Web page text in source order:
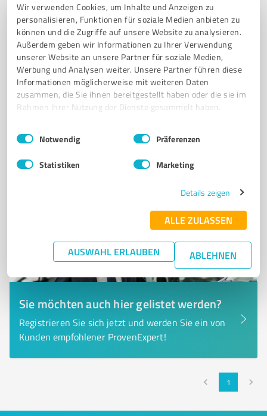
Wir verwenden Cookies, um Inhalte und Anzeigen zu
personalisieren, Funktionen für soziale Medien anbieten zu
können und die Zugriffe auf unsere Website zu analysieren.
Außerdem geben wir Informationen zu Ihrer Verwendung
unserer Website an unsere Partner für soziale Medien,
Werbung und Analysen weiter. Unsere Partner führen diese
Informationen möglicherweise mit weiteren Daten
zusammen, die Sie ihnen bereitgestellt haben oder die sie im
Rahmen Ihrer Nutzung der Dienste gesammelt haben.
Impressum Datenschutzbestimmungen
Einwilligungsauswahl
Notwendig Präferenzen
Statistiken Marketing
Details zeigen
ALLE ZULASSEN
AUSWAHL ERLAUBEN ABLEHNEN
• PHOTOVOLTAIK-BERATUNG INDIVIDUELLE PLANUNG UND
WIRTSCHAFTLICHKEITSBERECHNUNG – DAMIT IHRE SOLARANLAGE OPTIMAL AUF
IHRE BEDÜRFNISSE ABGESTIMMT IST. • ENERGIEBERATUNG FÜR WOHNGEBÄUDE
ANALYSE DES ENE
Stuttgarterstr.5, 76137 Karlsruhe
Tel. 015225704716
ouassimelmassoudibusiness@gmail.com
www.powerenergie24.de/
0,00 / 5,00
Sie möchten auch hier gelistet werden?
Registrieren Sie sich jetzt und werden Sie ein von
Kunden empfohlener ProvenExpert!
1